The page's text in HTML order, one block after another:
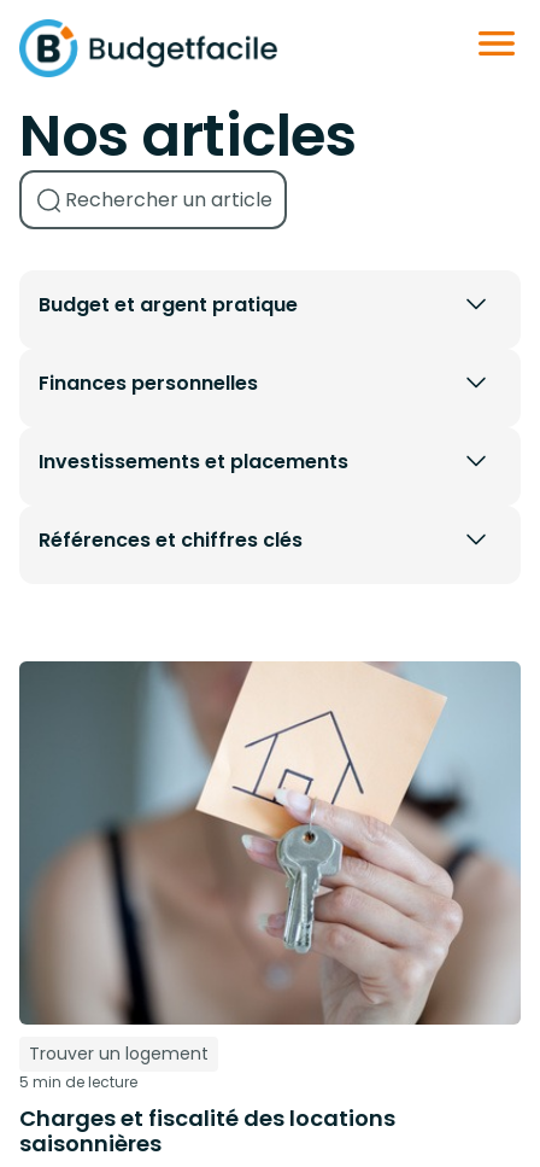
Nos articles
Budget et argent pratique
Finances personnelles
Investissements et placements
Références et chiffres clés
Trouver un logement
5 min de lecture
Charges et fiscalité des locations
saisonnières